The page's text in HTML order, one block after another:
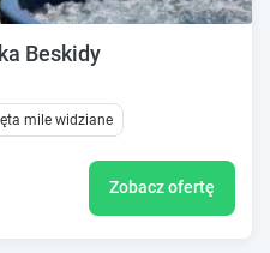
Beskidy
mile widziane
Zobacz ofertę